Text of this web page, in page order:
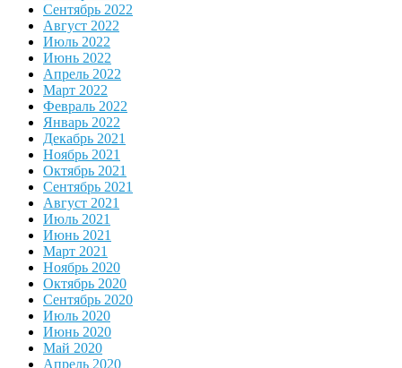
Сентябрь 2022
Август 2022
Июль 2022
Июнь 2022
Апрель 2022
Март 2022
Февраль 2022
Январь 2022
Декабрь 2021
Ноябрь 2021
Октябрь 2021
Сентябрь 2021
Август 2021
Июль 2021
Июнь 2021
Март 2021
Ноябрь 2020
Октябрь 2020
Сентябрь 2020
Июль 2020
Июнь 2020
Май 2020
Апрель 2020